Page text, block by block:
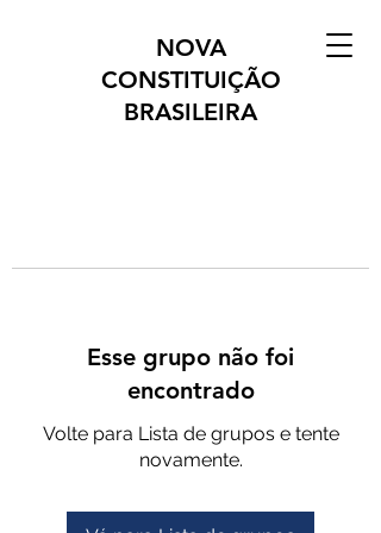
NOVA
CONSTITUIÇÃO
BRASILEIRA
Esse grupo não foi
encontrado
Volte para Lista de grupos e tente
novamente.